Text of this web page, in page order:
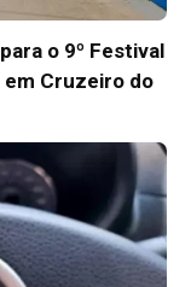
o 9º Festival
em Cruzeiro do